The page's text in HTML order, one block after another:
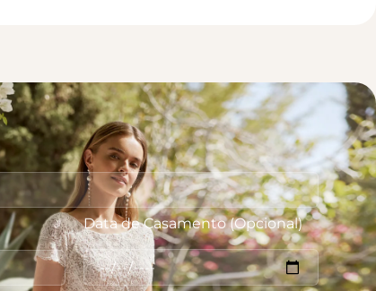
Data de Casamento (Opcional)